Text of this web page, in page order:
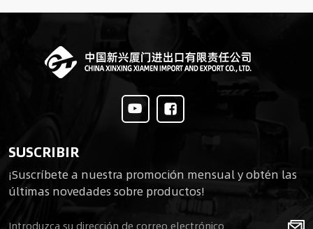
SUSCRIBIR
¡Suscríbete a nuestra promoción mensual y obtén las
últimas novedades sobre productos!